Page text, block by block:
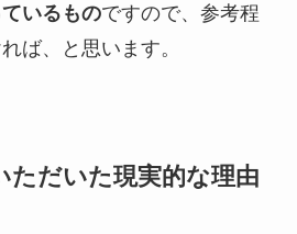
いるものですので、参考程
ば、と思います。
ただいた現実的な理由